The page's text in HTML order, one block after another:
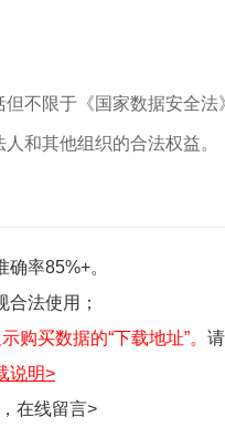
不限于《国家数据安全法
和其他组织的合法权益。
确率85%+。
法使用；
购买数据的“下载地址”。
说明>
在线留言>